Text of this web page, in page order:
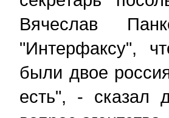
Вячеслав
"Интерфаксу",
были двое
есть", - сказал